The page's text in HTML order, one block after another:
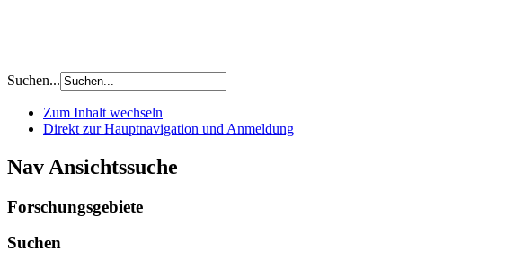
Suchen...
Zum Inhalt wechseln
Direkt zur Hauptnavigation und Anmeldung
Nav Ansichtssuche
Forschungsgebiete
Suchen